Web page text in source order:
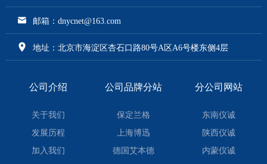
邮箱：dnycnet@163.com
地址：北京市海淀区杏石口路80号A区A6号楼东侧4层
公司介绍
关于我们
发展历程
加入我们
公司品牌分站
保定兰格
上海博迅
德国艾本德
分公司网站
东南仪诚
陕西仪诚
内蒙仪诚